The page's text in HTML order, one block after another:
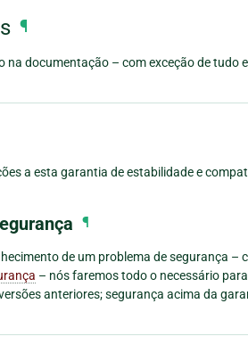
¶
na documentação – com exceção de tudo
a esta garantia de estabilidade e
¶
de um problema de segurança –
– nós faremos todo o necessário
anteriores; segurança acima da